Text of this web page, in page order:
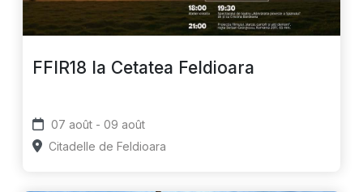
FFIR18 la Cetatea Feldioara
07 août - 09 août
Citadelle de Feldioara